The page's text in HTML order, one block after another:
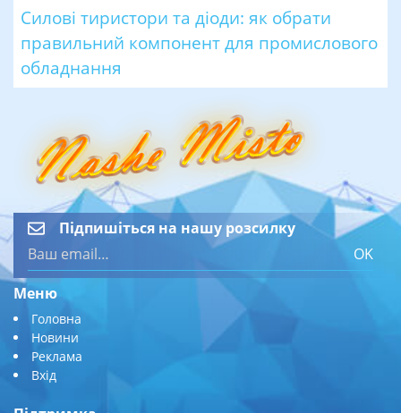
Силові тиристори та діоди: як обрати
правильний компонент для промислового
обладнання
Підпишіться на нашу розсилку
OK
Меню
Головна
Новини
Реклама
Вхід